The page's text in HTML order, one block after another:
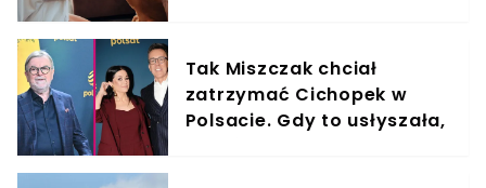
Tak Miszczak chciał
zatrzymać Cichopek w
Polsacie. Gdy to usłyszała,